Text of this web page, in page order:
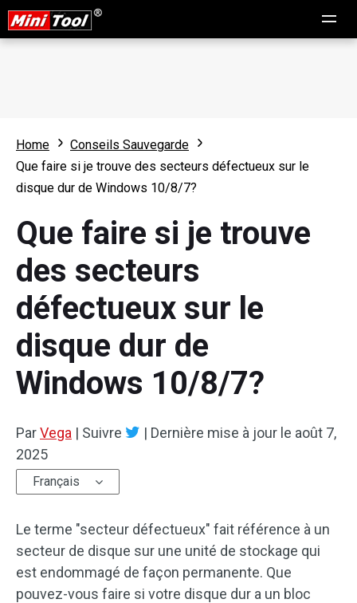
Home
Conseils Sauvegarde
Que faire si je trouve des secteurs défectueux sur le
disque dur de Windows 10/8/7?
Que faire si je trouve
des secteurs
défectueux sur le
disque dur de
Windows 10/8/7?
ParVega | Suivre | Dernière mise à jour le août 7,
2025
Français
Le terme "secteur défectueux" fait référence à un
secteur de disque sur une unité de stockage qui
est endommagé de façon permanente. Que
pouvez-vous faire si votre disque dur a un bloc